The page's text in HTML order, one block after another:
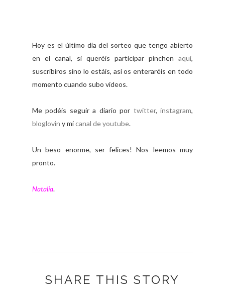
Hoy es el último día del sorteo que tengo abierto
en el canal, si queréis participar pinchen aquí,
suscribiros sino lo estáis, así os enteraréis en todo
momento cuando subo vídeos.
Me podéis seguir a diario por twitter,instagram,
bloglovin y micanal de youtube.
Un beso enorme, ser felices! Nos leemos muy
pronto.
Natalia.
SHARE THIS STORY